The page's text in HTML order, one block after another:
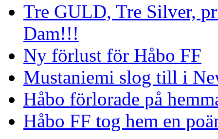
Tre GULD, Tre Silver,
Dam!!!
Ny förlust för Håbo FF
Mustaniemi slog till i
Håbo förlorade på
Håbo FF tog hem en